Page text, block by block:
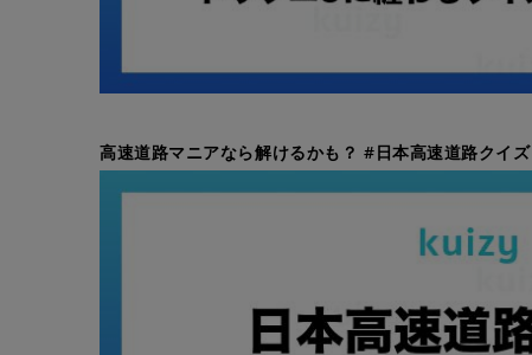
高速道路マニアなら解けるかも？ #日本高速道路クイズ